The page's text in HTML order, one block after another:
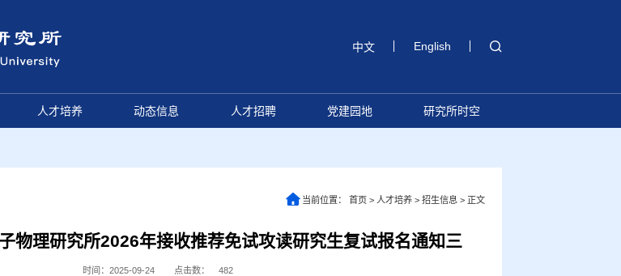
中文 English
人才培养 动态信息 人才招聘 党建园地 研究所时空
当前位置： 首页 > 人才培养 > 招生信息 > 正文
物理研究所2026年接收推荐免试攻读研究生复试报名通知三
时间：2025-09-24 点击数： 482